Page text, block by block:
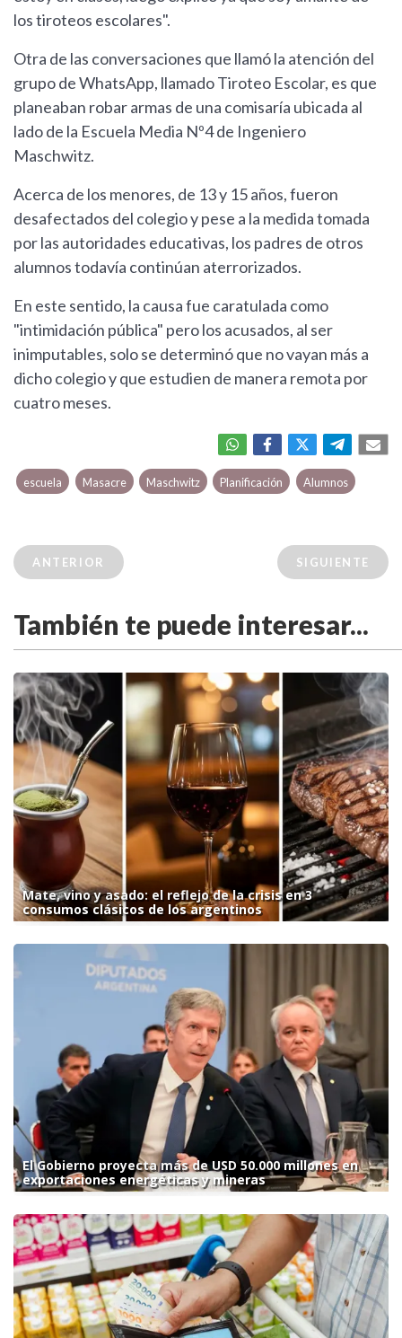
los tiroteos escolares".
Otra de las conversaciones que llamó la atención del
grupo de WhatsApp, llamado Tiroteo Escolar, es que
planeaban robar armas de una comisaría ubicada al
lado de la Escuela Media Nº4 de Ingeniero
Maschwitz.
Acerca de los menores, de 13 y 15 años, fueron
desafectados del colegio y pese a la medida tomada
por las autoridades educativas, los padres de otros
alumnos todavía continúan aterrorizados.
En este sentido, la causa fue caratulada como
"intimidación pública" pero los acusados, al ser
inimputables, solo se determinó que no vayan más a
dicho colegio y que estudien de manera remota por
cuatro meses.
escuela Masacre Maschwitz Planificación Alumnos
ANTERIOR SIGUIENTE
También te puede interesar...
Mate, vino y asado: el reflejo de la crisis en 3
consumos clásicos de los argentinos
El Gobierno proyecta más de USD 50.000 millones en
exportaciones energéticas y mineras